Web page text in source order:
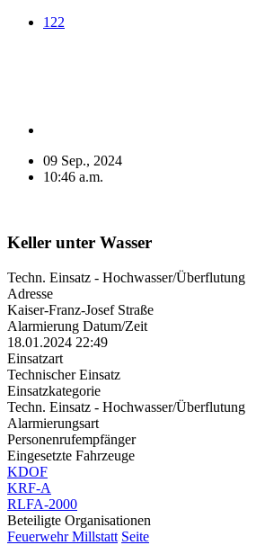
122
09 Sep., 2024
10:46 a.m.
Keller unter Wasser
Techn. Einsatz - Hochwasser/Überflutung
Adresse
Kaiser-Franz-Josef Straße
Alarmierung Datum/Zeit
18.01.2024 22:49
Einsatzart
Technischer Einsatz
Einsatzkategorie
Techn. Einsatz - Hochwasser/Überflutung
Alarmierungsart
Personenrufempfänger
Eingesetzte Fahrzeuge
KDOF
KRF-A
RLFA-2000
Beteiligte Organisationen
Feuerwehr Millstatt Seite